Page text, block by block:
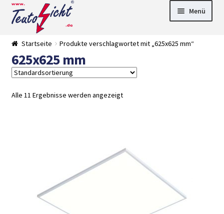
Zur
Navigation
springen
Springe
zum
Menü
►
Startseite Produkte verschlagwortet mit „625x625 mm“
625x625 mm
Alle 11 Ergebnisse werden angezeigt